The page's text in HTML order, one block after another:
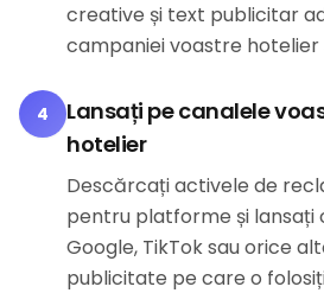
creative și text publicitar
campaniei voastre hotelier
4
Lansați pe canalele
hotelier
Descărcați activele de
pentru platforme și lansați
Google, TikTok sau orice
publicitate pe care o